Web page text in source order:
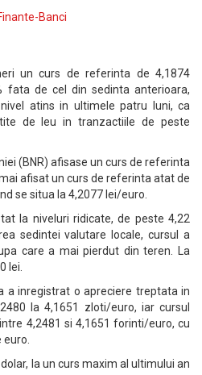
Banci
un curs de referinta de 4,1874
fata de cel din sedinta anterioara,
atins in ultimele patru luni, ca
de leu in tranzactiile de peste
(BNR) afisase un curs de referinta
afisat un curs de referinta atat de
se situa la 4,2077 lei/euro.
la niveluri ridicate, de peste 4,22
sedintei valutare locale, cursul a
care a mai pierdut din teren. La
lei.
a inregistrat o apreciere treptata in
la 4,1651 zloti/euro, iar cursul
4,2481 si 4,1651 forinti/euro, cu
la un curs maxim al ultimului an